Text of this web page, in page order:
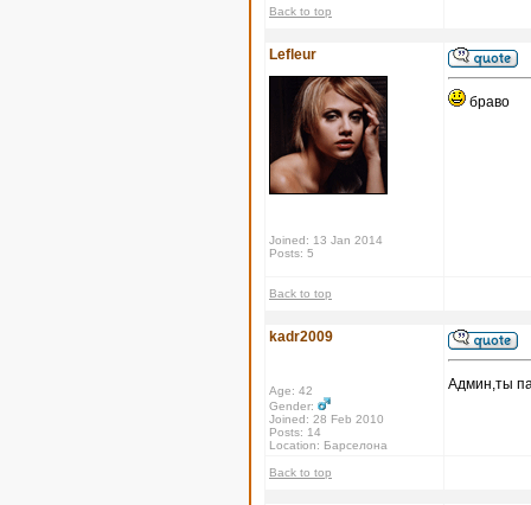
Back to top
Lefleur
Joined: 13 Jan 2014
Posts: 5
браво
Back to top
kadr2009
Age: 42
Gender:
Joined: 28 Feb 2010
Posts: 14
Location: Барселона
Админ,ты
Back to top